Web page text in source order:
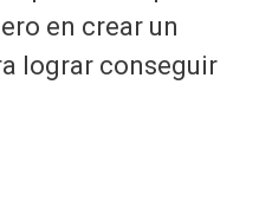
en crear un
lograr conseguir